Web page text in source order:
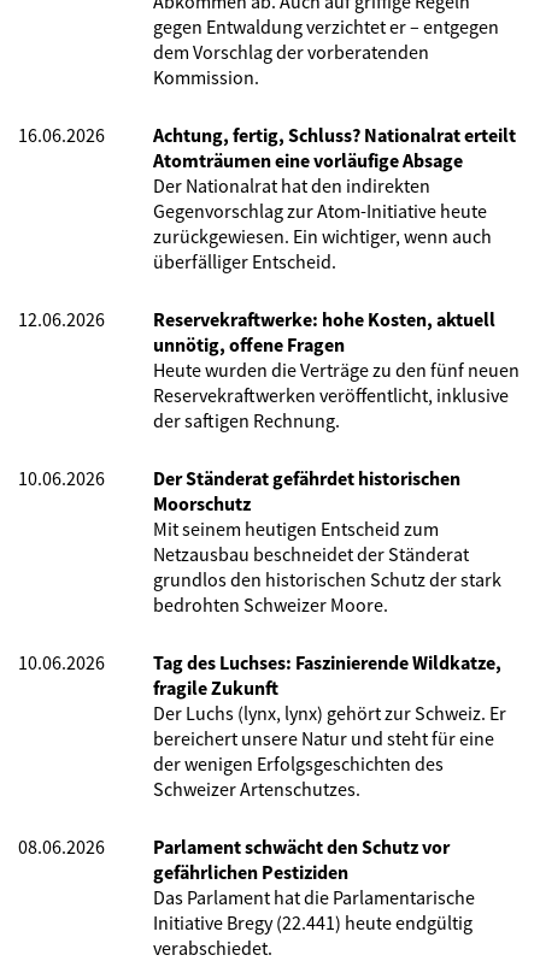
gegen Entwaldung verzichtet er – entgegen
dem Vorschlag der vorberatenden
Kommission.
16.06.2026
Achtung, fertig, Schluss? Nationalrat erteilt
Atomträumen eine vorläufige Absage
Der Nationalrat hat den indirekten
Gegenvorschlag zur Atom-Initiative heute
zurückgewiesen. Ein wichtiger, wenn auch
überfälliger Entscheid.
12.06.2026
Reservekraftwerke: hohe Kosten, aktuell
unnötig, offene Fragen
Heute wurden die Verträge zu den fünf neuen
Reservekraftwerken veröffentlicht, inklusive
der saftigen Rechnung.
10.06.2026
Der Ständerat gefährdet historischen
Moorschutz
Mit seinem heutigen Entscheid zum
Netzausbau beschneidet der Ständerat
grundlos den historischen Schutz der stark
bedrohten Schweizer Moore.
10.06.2026
Tag des Luchses: Faszinierende Wildkatze,
fragile Zukunft
Der Luchs (lynx, lynx) gehört zur Schweiz. Er
bereichert unsere Natur und steht für eine
der wenigen Erfolgsgeschichten des
Schweizer Artenschutzes.
08.06.2026
Parlament schwächt den Schutz vor
gefährlichen Pestiziden
Das Parlament hat die Parlamentarische
Initiative Bregy (22.441) heute endgültig
verabschiedet.